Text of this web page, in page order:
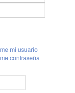
mi usuario
contraseña